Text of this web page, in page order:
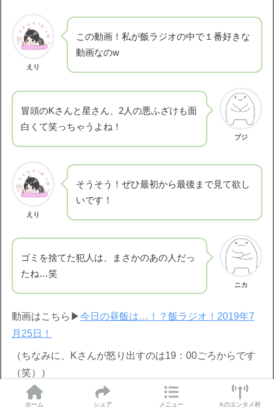
えり
この動画！私が飯ラジオの中で１番好きな
動画なのw
プジ
冒頭のKさんと星さん、2人の悪ふざけも面
白くて笑っちゃうよね！
えり
そうそう！ぜひ最初から最後まで見て欲し
いです！
ニカ
ゴミを捨てた犯人は、まさかのあの人だっ
たね…笑
動画はこちら▶︎今日の昼飯は…！？飯ラジオ！2019年7
月25日！
（ちなみに、Kさんが怒り出すのは19：00ごろからです
（笑））
ホーム シェア メニュー Kのエンタメ村